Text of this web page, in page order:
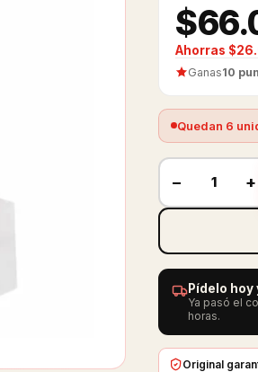
Ahorras
Ganas10
Quedan 6
− +
Pídelo
Ya pasó el
horas.
Original